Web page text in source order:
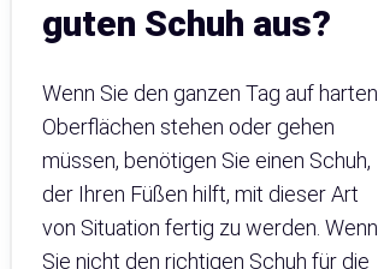
guten Schuh aus?
Wenn Sie den ganzen Tag auf harten
Oberflächen stehen oder gehen
müssen, benötigen Sie einen Schuh,
der Ihren Füßen hilft, mit dieser Art
von Situation fertig zu werden. Wenn
Sie nicht den richtigen Schuh für die